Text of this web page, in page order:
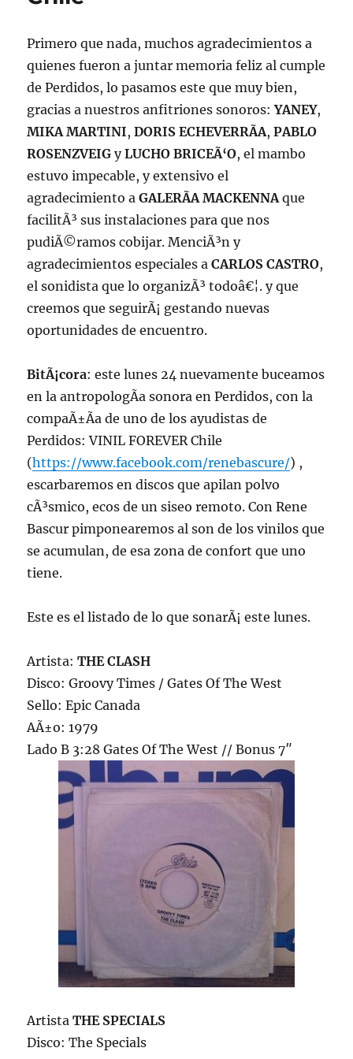
Primero que nada, muchos agradecimientos a
quienes fueron a juntar memoria feliz al cumple
de Perdidos, lo pasamos este que muy bien,
gracias a nuestros anfitriones sonoros:YANEY,
MIKA MARTINI,DORIS ECHEVERRÃA,PABLO
ROSENZVEIGyLUCHO BRICEÃ‘O, el mambo
estuvo impecable, y extensivo el
agradecimiento aGALERÃA MACKENNAque
facilitÃ³ sus instalaciones para que nos
pudiÃ©ramos cobijar. MenciÃ³n y
agradecimientos especiales aCARLOS CASTRO,
el sonidista que lo organizÃ³ todoâ€¦. y que
creemos que seguirÃ¡ gestando nuevas
oportunidades de encuentro.
BitÃ¡cora: este lunes 24 nuevamente buceamos
en la antropologÃ­a sonora en Perdidos, con la
compaÃ±Ã­a de uno de los ayudistas de
Perdidos: VINIL FOREVER Chile
(https://www.facebook.com/renebascure/) ,
escarbaremos en discos que apilan polvo
cÃ³smico, ecos de un siseo remoto. Con Rene
Bascur pimponearemos al son de los vinilos que
se acumulan, de esa zona de confort que uno
tiene.
Este es el listado de lo que sonarÃ¡ este lunes.
Artista:THE CLASH
Disco: Groovy Times / Gates Of The West
Sello: Epic Canada
AÃ±o: 1979
Lado B 3:28 Gates Of The West // Bonus 7″
ArtistaTHE SPECIALS
Disco: The Specials